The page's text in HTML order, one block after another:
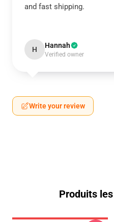
and fast shipping.
H Hannah
Verified owner
Write your review
Produits